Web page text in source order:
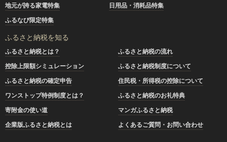
地元が誇る家電特集
日用品・消耗品特集
ふるなび限定特集
ふるさと納税を知る
ふるさと納税とは？
ふるさと納税の流れ
控除上限額シミュレーション
ふるさと納税制度について
ふるさと納税の確定申告
住民税・所得税の控除について
ワンストップ特例制度とは？
ふるさと納税のお礼特典
寄附金の使い道
マンガふるさと納税
企業版ふるさと納税とは
よくあるご質問・お問い合わせ